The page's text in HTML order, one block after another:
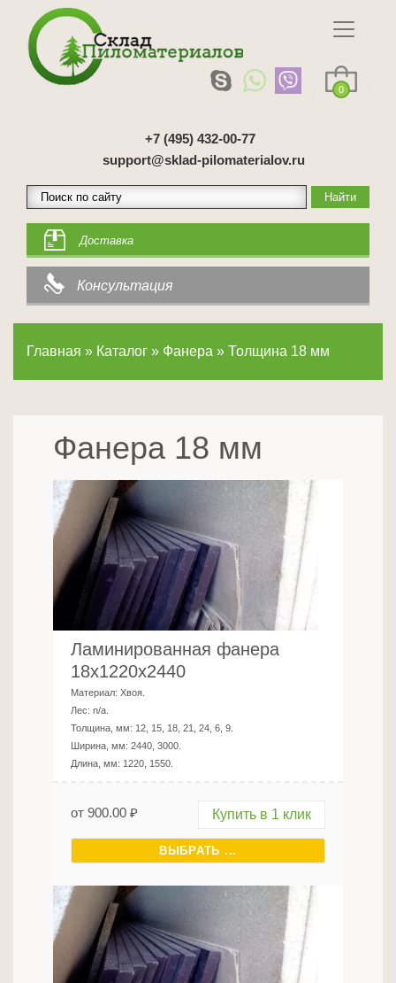
0
+7 (495) 432-00-77
support@sklad-pilomaterialov.ru
Доставка
Консультация
Главная » Каталог » Фанера » Толщина 18 мм
Фанера 18 мм
Ламинированная фанера
18х1220х2440
Материал: Хвоя
Лес: n/a
Толщина, мм: 12, 15, 18, 21, 24, 6, 9
Ширина, мм: 2440, 3000
Длина, мм: 1220, 1550
от 900.00 ₽ Купить в 1 клик
ВЫБРАТЬ ...